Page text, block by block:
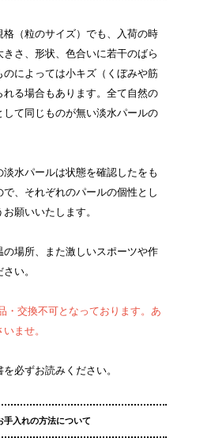
（粒のサイズ）でも、入荷の時
さ、形状、色合いに若干のばら
によっては小キズ（くぼみや筋
る場合もあります。全て自然の
して同じものが無い淡水パールの
水パールは状態を確認したをも
、それぞれのパールの個性とし
願いいたします。
場所、また激しいスポーツや作
い。
・交換不可となっております。あ
ませ。
必ずお読みください。
手入れの方法について